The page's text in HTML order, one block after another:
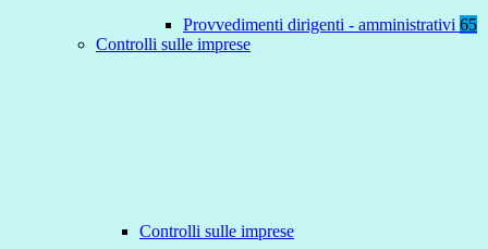
Provvedimenti dirigenti - amministrativi 65
Controlli sulle imprese
Controlli sulle imprese